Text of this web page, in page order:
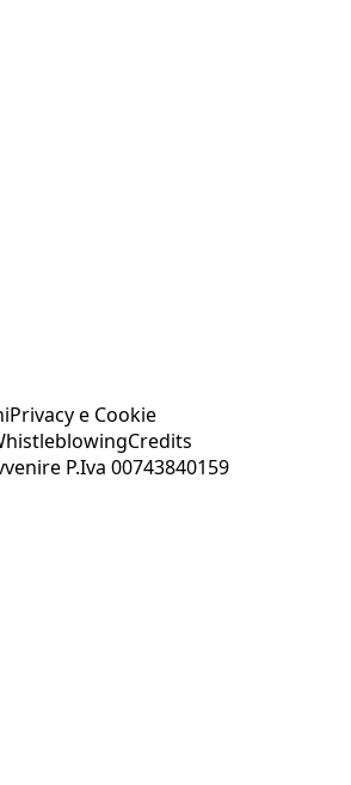
Privacy e Cookie
Credits
P.Iva 00743840159